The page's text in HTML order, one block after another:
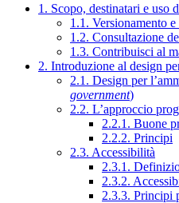
1. Scopo, destinatari e uso
1.1. Versionamento
1.2. Consultazione
1.3. Contribuisci al
2. Introduzione al design
2.1. Design per
government)
2.2. L’approccio
2.2.1. Buone
2.2.2. Principi
2.3. Accessibilità
2.3.1.
2.3.2.
2.3.3. Principi